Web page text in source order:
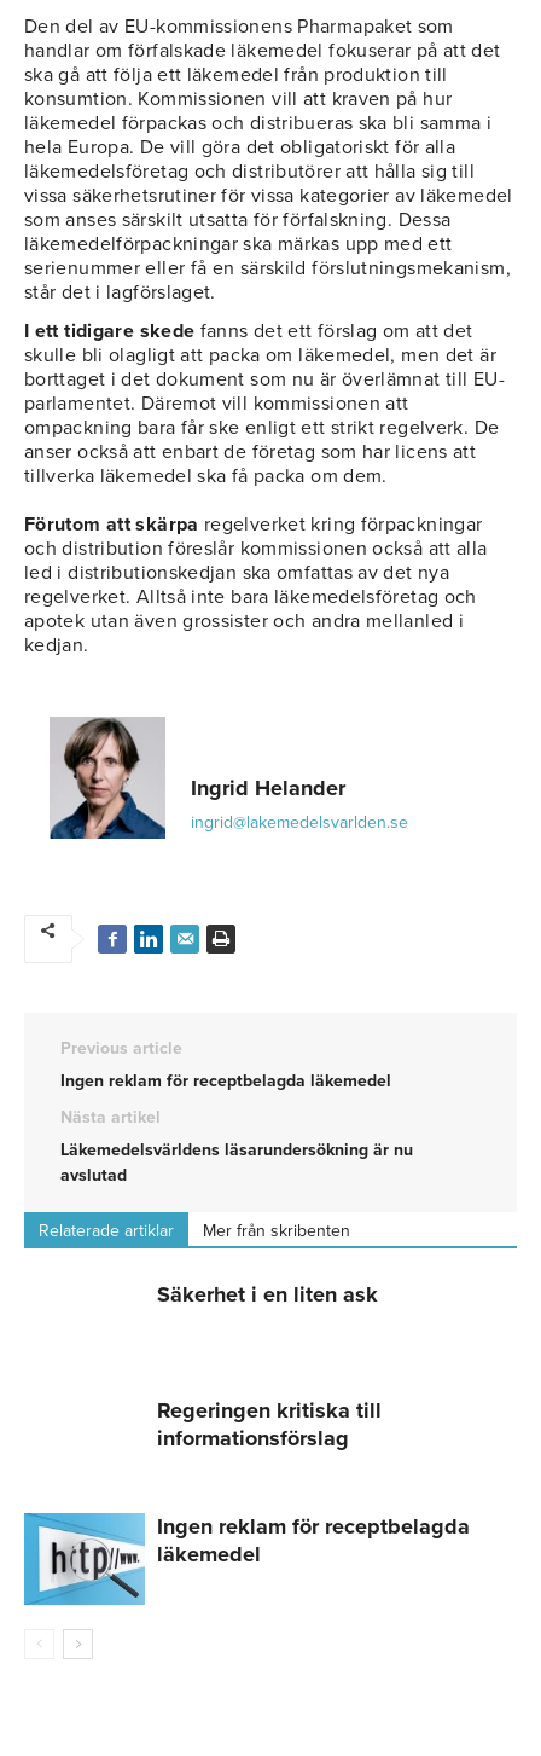
Den del av EU-kommissionens Pharmapaket som
handlar om förfalskade läkemedel fokuserar på att det
ska gå att följa ett läkemedel från produktion till
konsumtion. Kommissionen vill att kraven på hur
läkemedel förpackas och distribueras ska bli samma i
hela Europa. De vill göra det obligatoriskt för alla
läkemedelsföretag och distributörer att hålla sig till
vissa säkerhetsrutiner för vissa kategorier av läkemedel
som anses särskilt utsatta för förfalskning. Dessa
läkemedelförpackningar ska märkas upp med ett
serienummer eller få en särskild förslutningsmekanism,
står det i lagförslaget.
I ett tidigare skede fanns det ett förslag om att det
skulle bli olagligt att packa om läkemedel, men det är
borttaget i det dokument som nu är överlämnat till EU-
parlamentet. Däremot vill kommissionen att
ompackning bara får ske enligt ett strikt regelverk. De
anser också att enbart de företag som har licens att
tillverka läkemedel ska få packa om dem.
Förutom att skärpa regelverket kring förpackningar
och distribution föreslår kommissionen också att alla
led i distributionskedjan ska omfattas av det nya
regelverket. Alltså inte bara läkemedelsföretag och
apotek utan även grossister och andra mellanled i
kedjan.
Ingrid Helander
ingrid@lakemedelsvarlden.se
Previous article
Ingen reklam för receptbelagda läkemedel
Nästa artikel
Läkemedelsvärldens läsarundersökning är nu
avslutad
Relaterade artiklar Mer från skribenten
Säkerhet i en liten ask
Regeringen kritiska till
informationsförslag
Ingen reklam för receptbelagda
läkemedel